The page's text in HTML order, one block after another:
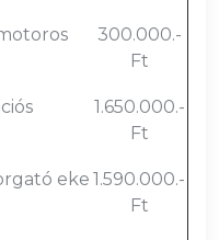
300.000.-
Ft
1.650.000.-
Ft
eke 1.590.000.-
Ft